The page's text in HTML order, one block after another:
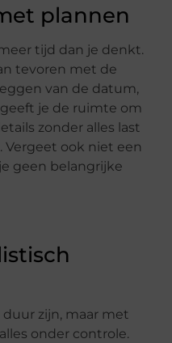
plannen
tijd dan je denkt.
tevoren met de
van de datum,
je de ruimte om
zonder alles last
ook niet een
geen belangrijke
zijn, maar met
onder controle.